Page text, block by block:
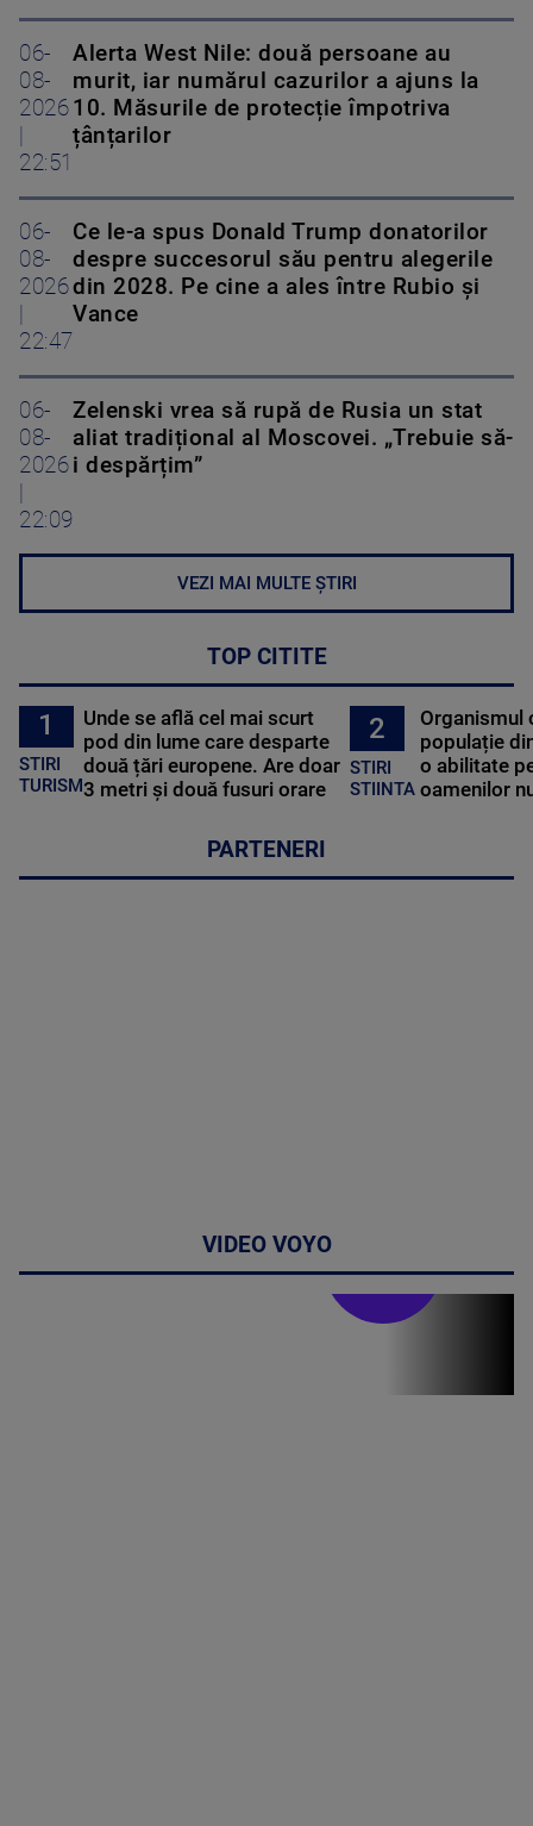
06-
08-
2026
22:51
Alerta West Nile: două persoane au
murit, iar numărul cazurilor a ajuns la
10. Măsurile de protecție împotriva
țânțarilor
06-
08-
2026
22:47
Ce le-a spus Donald Trump donatorilor
despre succesorul său pentru alegerile
din 2028. Pe cine a ales între Rubio și
Vance
06-
08-
2026
22:09
Zelenski vrea să rupă de Rusia un stat
aliat tradițional al Moscovei. „Trebuie să-
i despărțim”
VEZI MAI MULTE ȘTIRI
TOP CITITE
1
STIRI
TURISM
Unde se află cel mai scurt
pod din lume care desparte
două țări europene. Are doar
3 metri și două fusuri orare
2
STIRI
STIINTA
Organismul
populație
o abilitate
oamenilor
PARTENERI
VIDEO VOYO